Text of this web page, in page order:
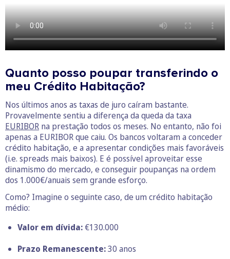
Quanto posso poupar transferindo o
meu Crédito Habitação?
Nos últimos anos as taxas de juro caíram bastante.
Provavelmente sentiu a diferença da queda da taxa
EURIBOR na prestação todos os meses. No entanto, não foi
apenas a EURIBOR que caiu. Os bancos voltaram a conceder
crédito habitação, e a apresentar condições mais favoráveis
(i.e. spreads mais baixos). E é possível aproveitar esse
dinamismo do mercado, e conseguir poupanças na ordem
dos 1.000€/anuais sem grande esforço.
Como? Imagine o seguinte caso, de um crédito habitação
médio:
Valor em dívida: €130.000
Prazo Remanescente:30 anos